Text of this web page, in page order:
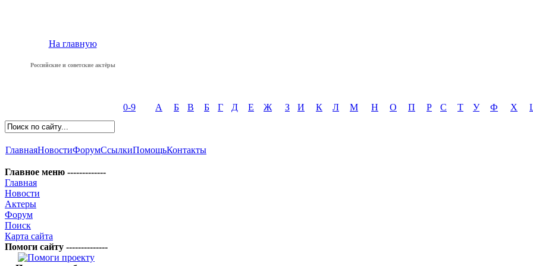
На главную
Российские и советские актёры
0-9 А Б В Б Г Д Е Ж З И К Л М Н О П Р С Т У Ф Х
ГлавнаяНовостиФорумСсылкиПомощьКонтакты
Главное меню -------------
Главная
Новости
Актеры
Форум
Поиск
Карта сайта
Помоги сайту --------------